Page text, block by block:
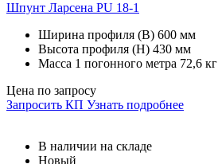
Шпунт Ларсена PU 18-1
Ширина профиля (В) 600 мм
Высота профиля (Н) 430 мм
Масса 1 погонного метра 72,6 кг
Цена по запросу
Запросить КП Узнать подробнее
В наличии на складе
Новый